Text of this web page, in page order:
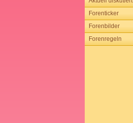
Forenticker
Forenbilder
Forenregeln